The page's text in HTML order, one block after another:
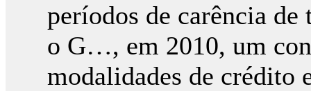
períodos de carência
o G…, em 2010, um
modalidades de crédito